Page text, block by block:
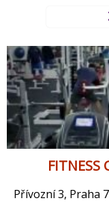
FITNESS
Přívozní 3, Praha